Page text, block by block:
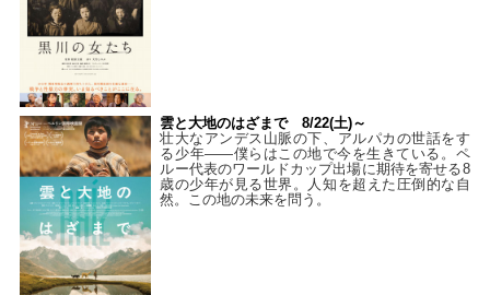
雲と大地のはざまで 8/22(土)～
壮大なアンデス山脈の下、アルパカの世話をす
る少年――僕らはこの地で今を生きている。ペ
ルー代表のワールドカップ出場に期待を寄せる8
歳の少年が見る世界。人知を超えた圧倒的な自
然。この地の未来を問う。